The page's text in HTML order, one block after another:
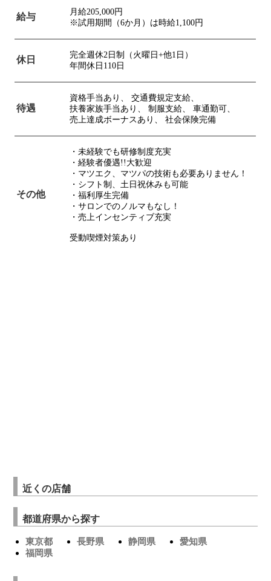
給与
月給205,000円
※試用期間（6か月）は時給1,100円
休日
完全週休2日制（火曜日+他1日）
年間休日110日
待遇
資格手当あり、
交通費規定支給、
扶養家族手当あり、
制服支給、
車通勤可、
売上達成ボーナスあり、
社会保険完備
その他
・未経験でも研修制度充実
・経験者優遇!!大歓迎
・マツエク、マツパの技術も必要ありません！
・シフト制、土日祝休みも可能
・福利厚生完備
・サロンでのノルマもなし！
・売上インセンティブ充実
受動喫煙対策あり
近くの店舗
都道府県から探す
東京都 長野県 静岡県
愛知県
福岡県